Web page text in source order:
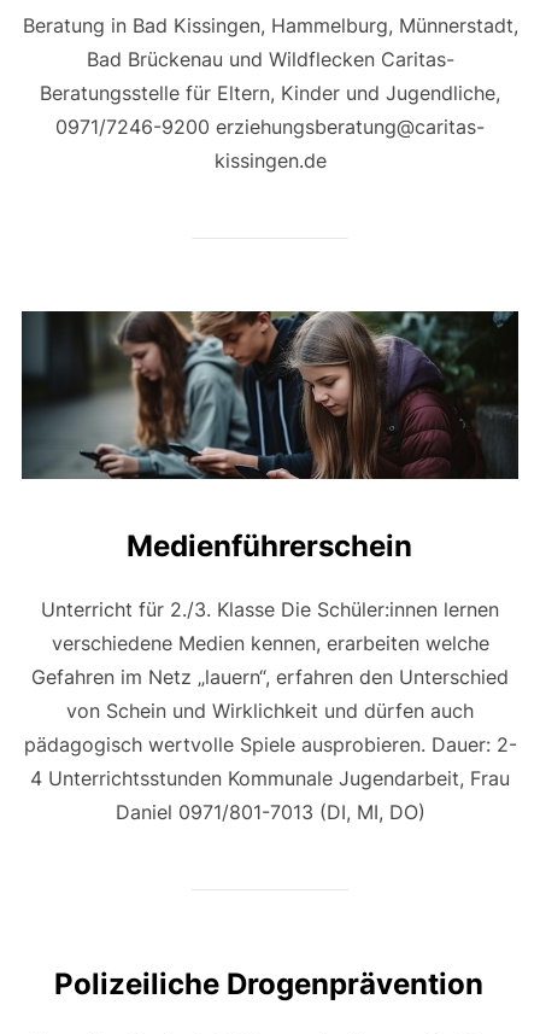
Beratung in Bad Kissingen, Hammelburg, Münnerstadt,
Bad Brückenau und Wildflecken Caritas-
Beratungsstelle für Eltern, Kinder und Jugendliche,
0971/7246-9200 erziehungsberatung@caritas-
kissingen.de
Medienführerschein
Unterricht für 2./3. Klasse Die Schüler:innen lernen
verschiedene Medien kennen, erarbeiten welche
Gefahren im Netz „lauern“, erfahren den Unterschied
von Schein und Wirklichkeit und dürfen auch
pädagogisch wertvolle Spiele ausprobieren. Dauer: 2-
4 Unterrichtsstunden Kommunale Jugendarbeit, Frau
Daniel 0971/801-7013 (DI, MI, DO)
Polizeiliche Drogenprävention